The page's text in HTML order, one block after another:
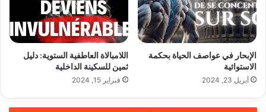
الإبحار في عواصف الحياة بحكمة
الاستوائية
أبريل 23, 2024
اللامبالاة العاطفية الستوية: دليل
ثمين للسكينة الداخلية
فبراير 15, 2024